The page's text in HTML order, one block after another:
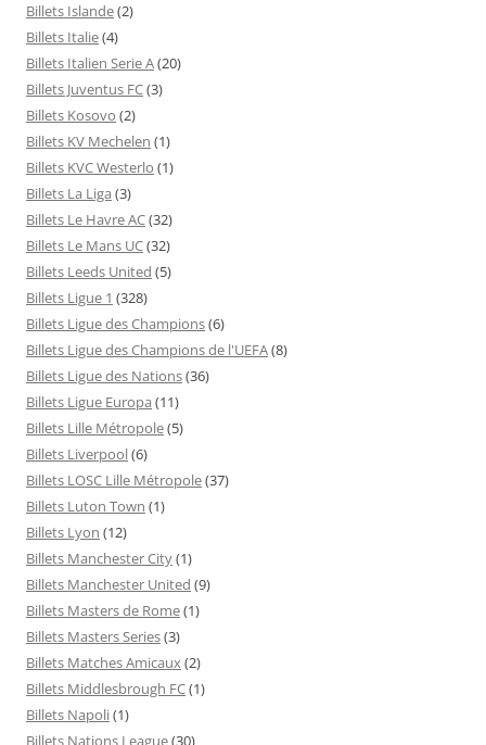
Billets Islande(2)
Billets Italie(4)
Billets Italien Serie A(20)
Billets Juventus FC(3)
Billets Kosovo (2)
Billets KV Mechelen (1)
Billets KVC Westerlo (1)
Billets La Liga (3)
Billets Le Havre AC(32)
Billets Le Mans UC(32)
Billets Leeds United (5)
Billets Ligue 1 (328)
Billets Ligue des Champions(6)
Billets Ligue des Champions de l'UEFA(8)
Billets Ligue des Nations(36)
Billets Ligue Europa (11)
Billets Lille Métropole(5)
Billets Liverpool(6)
Billets LOSC Lille Métropole(37)
Billets Luton Town (1)
Billets Lyon (12)
Billets Manchester City(1)
Billets Manchester United (9)
Billets Masters de Rome(1)
Billets Masters Series(3)
Billets Matches Amicaux(2)
Billets Middlesbrough FC(1)
Billets Napoli(1)
Billets Nations League(30)